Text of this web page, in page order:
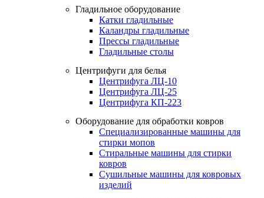
Гладильное оборудование
Катки гладильные
Каландры гладильные
Прессы гладильные
Гладильные столы
Центрифуги для белья
Центрифуга ЛЦ-10
Центрифуга ЛЦ-25
Центрифуга КП-223
Оборудование для обработки ковров
Специализированные машины для
стирки мопов
Стиральные машины для стирки
ковров
Сушильные машины для ковровых
изделий